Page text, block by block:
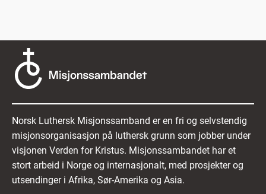
Norsk Luthersk Misjonssamband er en fri og selvstendig
misjonsorganisasjon på luthersk grunn som jobber under
visjonen Verden for Kristus. Misjonssambandet har et
stort arbeid i Norge og internasjonalt, med prosjekter og
utsendinger i Afrika, Sør-Amerika og Asia.